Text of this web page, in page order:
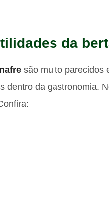
da
são muito parecidos
dentro da gastronomia.